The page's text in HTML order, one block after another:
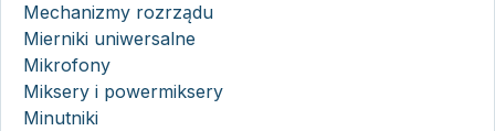
Mechanizmy rozrządu
Mierniki uniwersalne
Mikrofony
Miksery i powermiksery
Minutniki